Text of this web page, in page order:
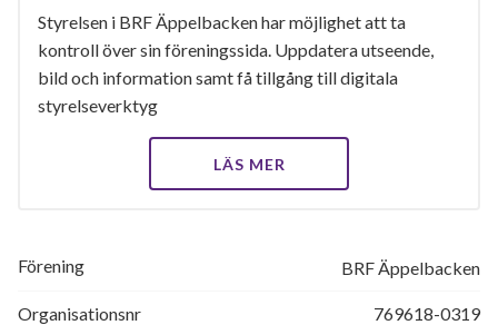
Styrelsen i BRF Äppelbacken har möjlighet att ta
kontroll över sin föreningssida. Uppdatera utseende,
bild och information samt få tillgång till digitala
styrelseverktyg
LÄS MER
Förening BRF Äppelbacken
Organisationsnr 769618-0319